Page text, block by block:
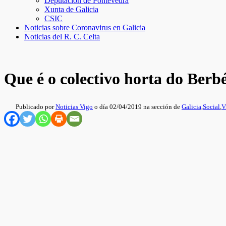
Xunta de Galicia
CSIC
Noticias sobre Coronavirus en Galicia
Noticias del R. C. Celta
Que é o colectivo horta do
Publicado porNoticias Vigo o día 02/04/2019 na sección de Galicia,Social,